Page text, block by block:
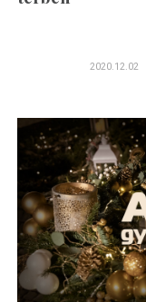
2020.12.02